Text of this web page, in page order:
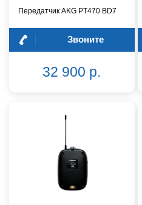
Передатчик AKG PT470 BD7
Звоните
32 900 р.